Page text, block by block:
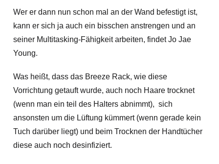
Wer er dann nun schon mal an der Wand befestigt ist,
kann er sich ja auch ein bisschen anstrengen und an
seiner Multitasking-Fähigkeit arbeiten, findet Jo Jae
Young.
Was heißt, dass das Breeze Rack, wie diese
Vorrichtung getauft wurde, auch noch Haare trocknet
(wenn man ein teil des Halters abnimmt), sich
ansonsten um die Lüftung kümmert(wenn gerade kein
Tuch darüber liegt) und beim Trocknen der Handtücher
diese auch noch desinfiziert.